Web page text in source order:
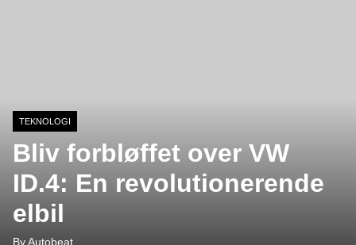
TEKNOLOGI
Bliv forbløffet over VW
ID.4: En revolutionerende
elbil
By Autobeat